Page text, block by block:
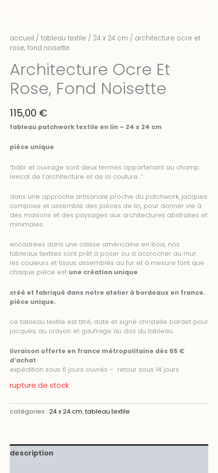
accueil / tableau textile / 24 x 24 cm / architecture ocre et
rose, fond noisette
Architecture Ocre Et
Rose, Fond Noisette
115,00 €
tableau patchwork textile en lin – 24 x 24 cm
pièce unique
“bâtir et ouvrage sont deux termes appartenant au champ
lexical de l’architecture et de la couture…”
dans une approche artisanale proche du patchwork, jacques
compose et assemble des pièces de lin, pour donner vie à
des maisons et des paysages aux architectures abstraites et
minimales.
encadrées dans une caisse américaine en bois, nos
tableaux textiles sont prêt à poser ou à accrocher au mur.
les couleurs et tissus assemblés au fur et à mesure font que
chaque pièce est une création unique.
créé et fabriqué dans notre atelier à bordeaux en france.
pièce unique.
ce tableau textile est titré, daté et signé christelle bardet pour
jacques, au crayon et gaufrage au dos du tableau.
livraison offerte en france métropolitaine dès 65 €
d’achat
expédition sous 6 jours ouvrés – retour sous 14 jours
rupture de stock
catégories : 24 x 24 cm,tableau textile
description